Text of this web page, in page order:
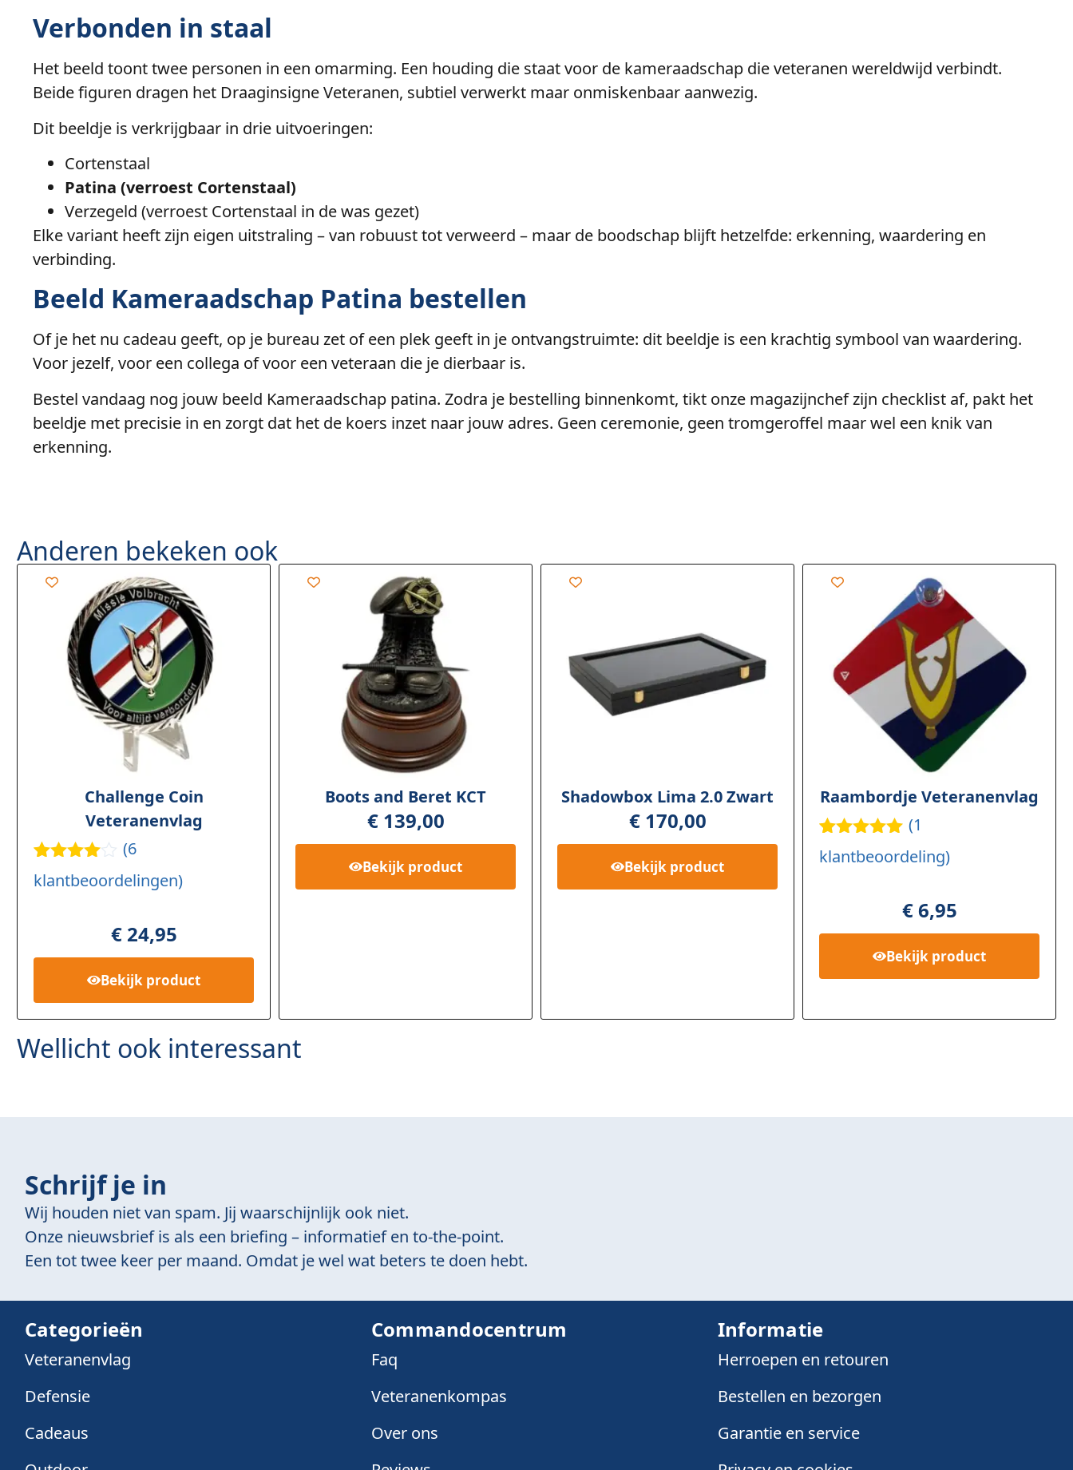
Verbonden in staal
Het beeld toont twee personen in een omarming. Een houding die staat voor de kameraadschap die veteranen wereldwijd verbindt.
Beide figuren dragen het Draaginsigne Veteranen, subtiel verwerkt maar onmiskenbaar aanwezig.
Dit beeldje is verkrijgbaar in drie uitvoeringen:
Cortenstaal
Patina (verroest Cortenstaal)
Verzegeld (verroest Cortenstaal in de was gezet)
Elke variant heeft zijn eigen uitstraling – van robuust tot verweerd – maar de boodschap blijft hetzelfde: erkenning, waardering en
verbinding.
Beeld Kameraadschap Patina bestellen
Of je het nu cadeau geeft, op je bureau zet of een plek geeft in je ontvangstruimte: dit beeldje is een krachtig symbool van waardering.
Voor jezelf, voor een collega of voor een veteraan die je dierbaar is.
Bestel vandaag nog jouw beeld Kameraadschap patina. Zodra je bestelling binnenkomt, tikt onze magazijnchef zijn checklist af, pakt het
beeldje met precisie in en zorgt dat het de koers inzet naar jouw adres. Geen ceremonie, geen tromgeroffel maar wel een knik van
erkenning.
Anderen bekeken ook
Challenge Coin
Veteranenvlag
Gewaarde
erd4.67
6
waarderin
(6
klantbeoordelingen)
€24,95
Bekijk product
Boots and Beret KCT
€139,00
Bekijk product
Shadowbox Lima 2.0 Zwart
€170,00
Bekijk product
Raambordje Veteranenvlag
Gewaardee
rd5.00op
1
waardering
(1
klantbeoordeling)
€6,95
Bekijk product
Wellicht ook interessant
Schrijf je in
Wij houden niet van spam. Jij waarschijnlijk ook niet.
Onze nieuwsbrief is als een briefing – informatief en to-the-point.
Een tot twee keer per maand. Omdat je wel wat beters te doen hebt.
Categorieën
Veteranenvlag
Defensie
Cadeaus
Commandocentrum
Faq
Veteranenkompas
Over ons
Informatie
Herroepen en retouren
Bestellen en bezorgen
Garantie en service